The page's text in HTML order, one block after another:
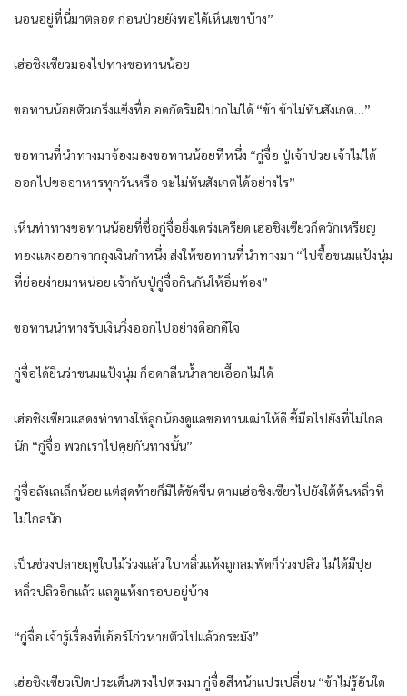
นอนอยู่ที่นี่มาตลอด ก่อนป่วยยังพอได้เห็นเขาบ้าง”
เฮ่อชิงเซียวมองไปทางขอทานน้อย
ขอทานน้อยตัวเกร็งแข็งทื่อ อดกัดริมฝีปากไม่ได้ “ข้า ข้าไม่ทันสังเกต…”
ขอทานที่นำทางมาจ้องมองขอทานน้อยทีหนึ่ง “กู่จื่อ ปู่เจ้าป่วย เจ้าไม่ได้
ออกไปขออาหารทุกวันหรือ จะไม่ทันสังเกตได้อย่างไร”
เห็นท่าทางขอทานน้อยที่ชื่อกู่จื่อยิ่งเคร่งเครียด เฮ่อชิงเซียวก็ควักเหรียญ
ทองแดงออกจากถุงเงินกำหนึ่ง ส่งให้ขอทานที่นำทางมา “ไปซื้อขนมแป้งนุ่ม
ที่ย่อยง่ายมาหน่อย เจ้ากับปู่กู่จื่อกินกันให้อิ่มท้อง”
ขอทานนำทางรับเงินวิ่งออกไปอย่างดีอกดีใจ
กู่จื่อได้ยินว่าขนมแป้งนุ่ม ก็อดกลืนน้ำลายเอื๊อกไม่ได้
เฮ่อชิงเซียวแสดงท่าทางให้ลูกน้องดูแลขอทานเฒ่าให้ดี ชี้มือไปยังที่ไม่ไกล
นัก “กู่จื่อ พวกเราไปคุยกันทางนั้น”
กู่จื่อลังเลเล็กน้อย แต่สุดท้ายก็มิได้ขัดขืน ตามเฮ่อชิงเซียวไปยังใต้ต้นหลิ่วที่
ไม่ไกลนัก
เป็นช่วงปลายฤดูใบไม้ร่วงแล้ว ใบหลิ่วแห้งถูกลมพัดก็ร่วงปลิว ไม่ได้มีปุย
หลิ่วปลิวอีกแล้ว แลดูแห้งกรอบอยู่บ้าง
“กู่จื่อ เจ้ารู้เรื่องที่เอ้อร์โก่วหายตัวไปแล้วกระมัง”
เฮ่อชิงเซียวเปิดประเด็นตรงไปตรงมา กู่จื่อสีหน้าแปรเปลี่ยน “ข้าไม่รู้อันใด